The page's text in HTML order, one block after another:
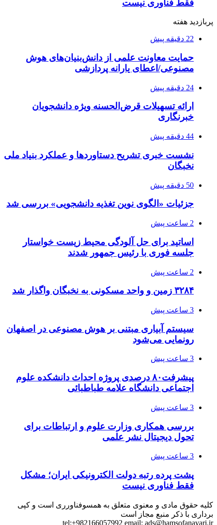
فقط فناوری نیست
پربازدید هفته
22 دقیقه پیش
حمایت معاونت علمی از دانش‌بنیان‌های هوش
مصنوعی/اعطای یارانه پردازشی
24 دقیقه پیش
ارائه تسهیلات قرض‌الحسنه ویژه دانشجویان
خبرنگاری
44 دقیقه پیش
نشست خبری تشریح دستاوردها و عملکرد بنیاد ملی
نخبگان
50 دقیقه پیش
جزئیات «الگوی نوین تغذیه دانشجویی» بررسی شد
2 ساعت پیش
اساتید برای حل آلودگی محیط زیست خواستار
جلسه فوری با رئیس جمهور شدند
2 ساعت پیش
۳۲۸۴ زمین و واحد مسکونی به نخبگان واگذار شد
3 ساعت پیش
سیستم آبیاری مبتنی بر هوش مصنوعی در اصفهان
رونمایی می‌شود
3 ساعت پیش
پیشرفت۸۰ درصدی پروژه احداث دانشکده علوم
اجتماعی دانشگاه علامه طباطبائی
3 ساعت پیش
بررسی همکاری وزارت علوم و ارتباطات برای
تحول دیجیتال نشر علمی
3 ساعت پیش
پشت پرده رتبه دولت الکترونیکی ایران؛ مشکل
فقط فناوری نیست
کلیه حقوق مادی و معنوی متعلق به همسوفناورری است و کپی
برداری با ذکر منبع مجاز است
tel:+982166057992 email: ads@hamsofanavari.ir